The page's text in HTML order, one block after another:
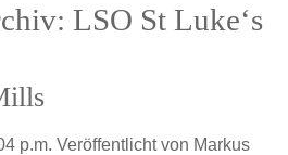
LSO St Luke‘s
p.m. Veröffentlicht von Markus